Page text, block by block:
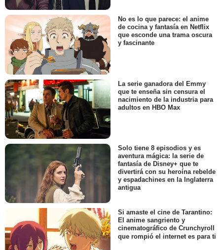
No es lo que parece: el anime
de cocina y fantasía en Netflix
que esconde una trama oscura
y fascinante
La serie ganadora del Emmy
que te enseña sin censura el
nacimiento de la industria para
adultos en HBO Max
Solo tiene 8 episodios y es
aventura mágica: la serie de
fantasía de Disney+ que te
divertirá con su heroína rebelde
y espadachines en la Inglaterra
antigua
Si amaste el cine de Tarantino:
El anime sangriento y
cinematográfico de Crunchyroll
que rompió el internet es para ti